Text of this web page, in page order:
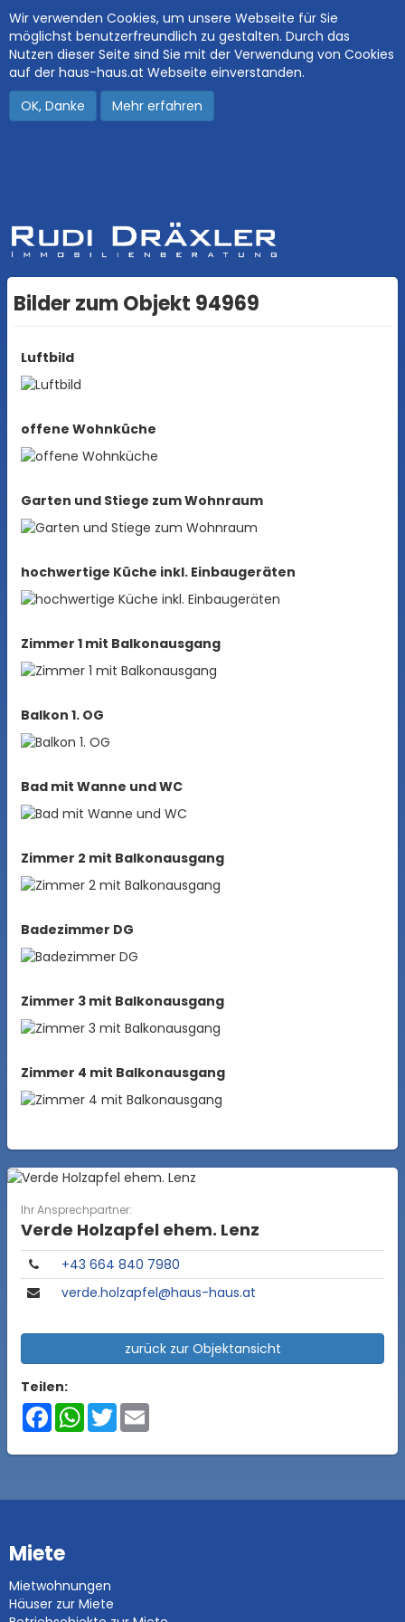
Wir verwenden Cookies, um unsere Webseite für Sie
möglichst benutzerfreundlich zu gestalten. Durch das
Nutzen dieser Seite sind Sie mit der Verwendung von Cookies
auf der haus-haus.at Webseite einverstanden.
OK, Danke
Mehr erfahren
Bilder zum Objekt 94969
Luftbild
offene Wohnküche
Garten und Stiege zum Wohnraum
hochwertige Küche inkl. Einbaugeräten
Zimmer 1 mit Balkonausgang
Balkon 1. OG
Bad mit Wanne und WC
Zimmer 2 mit Balkonausgang
Badezimmer DG
Zimmer 3 mit Balkonausgang
Zimmer 4 mit Balkonausgang
Ihr Ansprechpartner:
Verde Holzapfel ehem. Lenz
+43 664 840 7980
verde.holzapfel@haus-haus.at
zurück zur Objektansicht
Teilen:
FacebookWhatsApp
Twitter
Miete
Mietwohnungen
Häuser zur Miete